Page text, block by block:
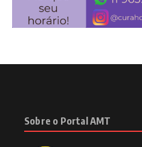
Sobre o Portal AMT